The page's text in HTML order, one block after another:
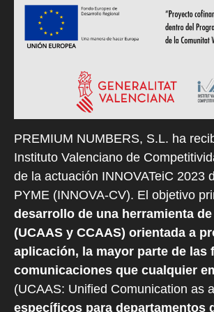
PREMIUM NUMBERS, S.L. ha
Instituto Valenciano de
de la actuación INNOVATeiC 2023
PYME (INNOVA-CV). El objetivo
desarrollo de una herramienta
(UCAAS y CCAAS) orientada a
aplicación, la mayor parte de las
comunicaciones que cualquier
(UCAAS: Unified Comunication as
específicos para departamentos